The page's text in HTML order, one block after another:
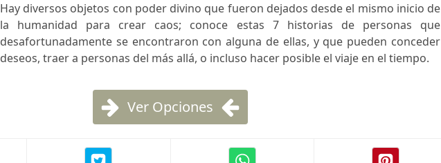
Hay diversos objetos con poder divino que fueron dejados desde el mismo inicio de
la humanidad para crear caos; conoce estas 7 historias de personas que
desafortunadamente se encontraron con alguna de ellas, y que pueden conceder
deseos, traer a personas del más allá, o incluso hacer posible el viaje en el tiempo.
Ver Opciones